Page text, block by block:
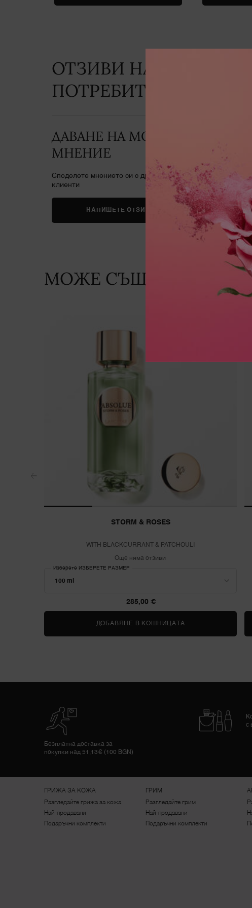
ОТЗИВИ НА
ПОТРЕБИТЕЛИ
ДАВАНЕ НА МОЕТО
МНЕНИЕ
Споделете мнението си с други
клиенти
НАПИШЕТЕ ОТЗИВ
Бъдете
PDP Slot 1 SectionМОЖЕ СЪЩО ДА ВИ
STORM & ROSES
WITH BLACKCURRANT & PATCHOULI
Още няма отзиви
Изберете ИЗБЕРЕТЕ РАЗМЕР
285,00 €
ДОБАВЯНЕ В КОШНИЦАТА
Безплатна доставка за
покупки над 51,13€ (100 BGN)
с
ГРИЖА ЗА КОЖА
Разгледайте грижа за кожа
Най-продавани
Подаръчни комплекти
ГРИМ
Разгледайте грим
Най-продавани
Подаръчни комплекти